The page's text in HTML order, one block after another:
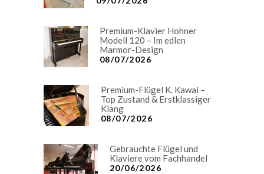
Premium-Klavier Hohner
Modell 120 – Im edlen
Marmor-Design
08/07/2026
Premium-Flügel K. Kawai –
Top Zustand & Erstklassiger
Klang
08/07/2026
Gebrauchte Flügel und
Klaviere vom Fachhandel
20/06/2026